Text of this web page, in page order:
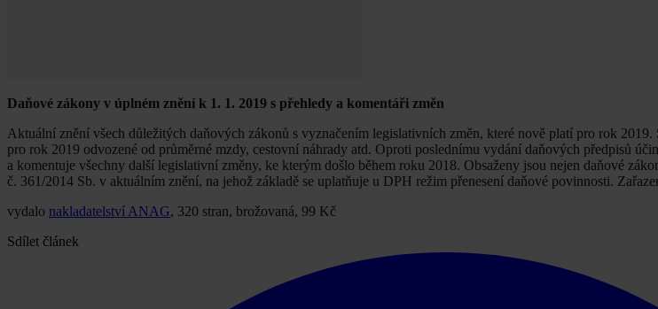
Daňové zákony v úplném znění k 1. 1. 2019 s přehledy a komentáři změn
Aktuální znění všech důležitých daňových zákonů s vyznačením legislativních změn, které nově platí pro rok 2019.
pro rok 2019 odvozené od průměrné mzdy, cestovní náhrady atd. Oproti poslednímu vydání daňových předpisů
a komentuje všechny další legislativní změny, ke kterým došlo během roku 2018. Obsaženy jsou nejen daňové
č. 361/2014 Sb. v aktuálním znění, na jehož základě se uplatňuje u DPH režim přenesení daňové povinnosti.
vydalo nakladatelství ANAG, 320 stran, brožovaná, 99 Kč
Sdílet článek